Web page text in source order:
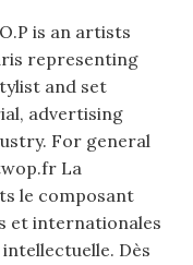
is an artists
representing
and set
advertising
For general
La
le composant
et internationales
Dès